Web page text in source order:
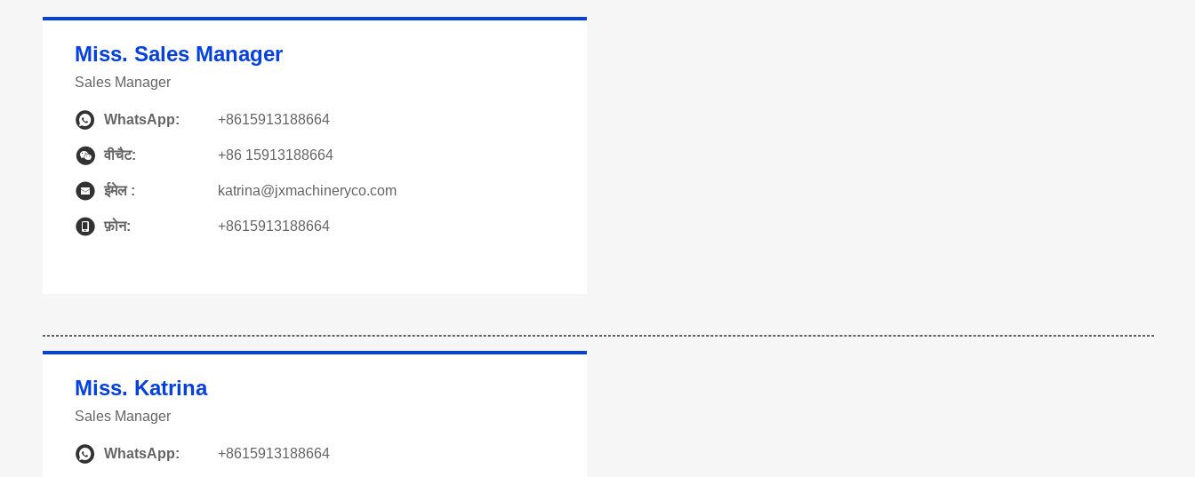
Miss. Sales Manager
Sales Manager
WhatsApp: +8615913188664
वीचैट: +86 15913188664
ईमेल : katrina@jxmachineryco.com
फ़ोन: +8615913188664
Miss. Katrina
Sales Manager
WhatsApp: +8615913188664